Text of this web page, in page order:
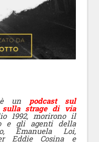
è un podcast sul
sulla strage di via
morirono il
e gli agenti della
Emanuela Loi,
Eddie Cosina e